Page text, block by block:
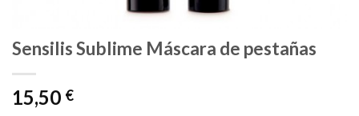
Sensilis Sublime Máscara de pestañas
15,50 €